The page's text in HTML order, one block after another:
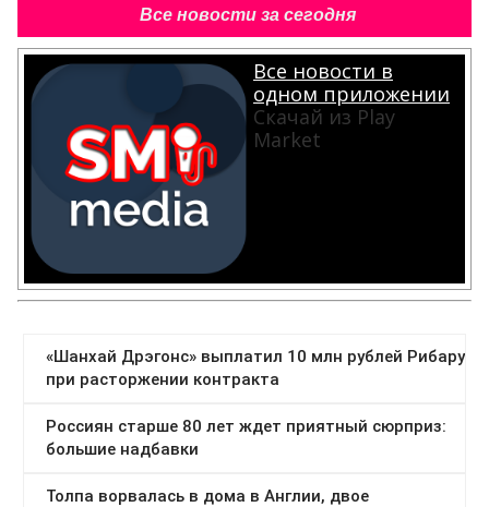
Все новости за сегодня
Все новости в
одном приложении
Скачай из Play
Market